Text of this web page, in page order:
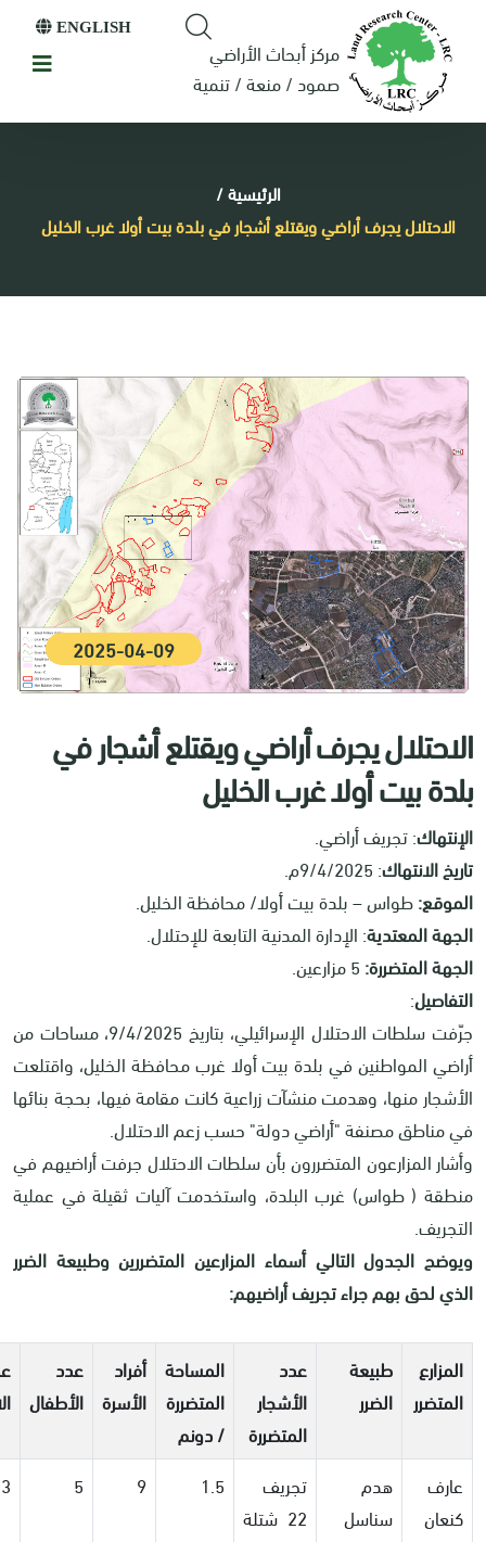
مركز أبحاث الأراضي
صمود / منعة / تنمية
ENGLISH
الرئيسية/
الاحتلال يجرف أراضي ويقتلع أشجار في بلدة بيت أولا غرب الخليل
2025-04-09
الاحتلال يجرف أراضي ويقتلع أشجار في
بلدة بيت أولا غرب الخليل
الإنتهاك: تجريف أراضي.
تاريخ الانتهاك: 9/4/2025م.
الموقع:طواس – بلدة بيت أولا/ محافظة الخليل.
الجهة المعتدية: الإدارة المدنية التابعة للإحتلال.
الجهة المتضررة:
التفاصيل:
جرّفت سلطات الاحتلال الإسرائيلي، بتاريخ 9/4/2025، مساحات من
أراضي المواطنين في بلدة بيت أولا غرب محافظة الخليل، واقتلعت
الأشجار منها، وهدمت منشآت زراعية كانت مقامة فيها، بحجة بنائها
في مناطق مصنفة "أراضي دولة" حسب زعم الاحتلال.
وأشار المزارعون المتضررون بأن سلطات الاحتلال جرفت أراضيهم في
منطقة ( طواس) غرب البلدة، واستخدمت آليات ثقيلة في عملية
التجريف.
ويوضح الجدول التالي أسماء المزارعين المتضررين وطبيعة الضرر
الذي لحق بهم جراء تجريف أراضيهم:
المزارع
المتضرر
طبيعة
الضرر
عدد
الأشجار
المتضررة
المساحة
المتضررة
/ دونم
أفراد
الأسرة
عدد
الأطفال
عارف
كنعان
هدم
سناسل
تجريف
22 شتلة
1.5
9
5
3